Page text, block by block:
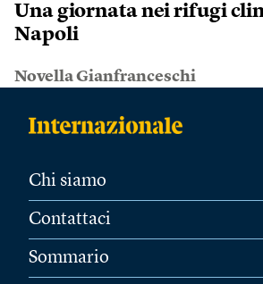
Una giornata nei rifugi
Napoli
Novella Gianfranceschi
Chi siamo
Contattaci
Sommario